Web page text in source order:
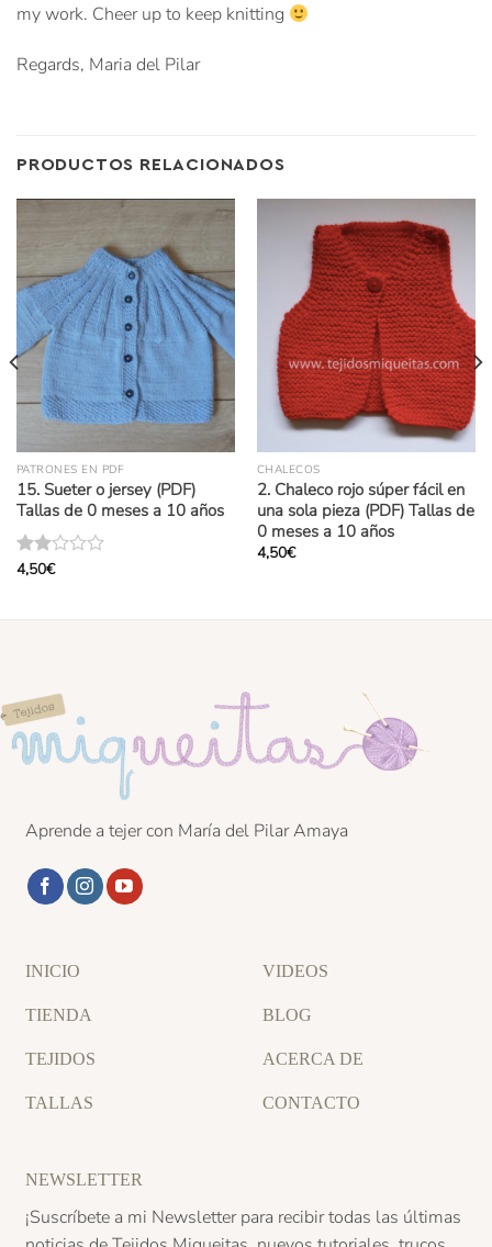
my work. Cheer up to keep knitting
Regards, Maria del Pilar
PRODUCTOS RELACIONADOS
PATRONES EN PDF
15. Sueter o jersey (PDF)
Tallas de 0 meses a 10 años
Valorado
de 5
4,50€
CHALECOS
2. Chaleco rojo súper fácil en
una sola pieza (PDF) Tallas de
0 meses a 10 años
4,50€
Aprende a tejer con María del Pilar Amaya
INICIO
TIENDA
TEJIDOS
TALLAS
VIDEOS
BLOG
ACERCA DE
CONTACTO
NEWSLETTER
¡Suscríbete a mi Newsletter para recibir todas las últimas